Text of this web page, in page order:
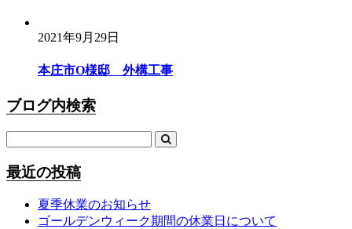
2021年9月29日
本庄市O様邸 外構工事
ブログ内検索
最近の投稿
夏季休業のお知らせ
ゴールデンウィーク期間の休業日について